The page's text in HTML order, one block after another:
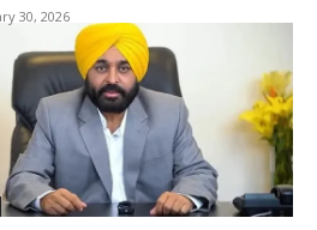
30, 2026